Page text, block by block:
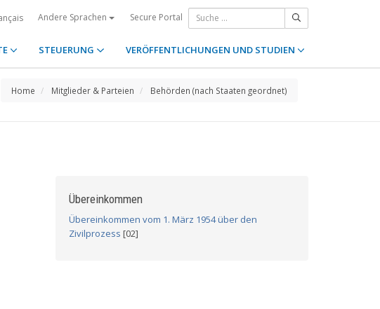
Andere Sprachen Secure Portal
STEUERUNG VERÖFFENTLICHUNGEN UND STUDIEN
Home Mitglieder & Parteien Behörden (nach Staaten geordnet)
Übereinkommen
Übereinkommen vom 1. März 1954 über den
Zivilprozess [02]